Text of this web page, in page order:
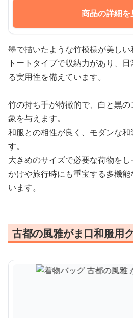
商品の詳細を
墨で描いたような竹模様が美しい
トートタイプで収納力があり、
る実用性を備えています。
竹の持ち手が特徴的で、白と黒
象を与えます。
和服との相性が良く、モダンな
す。
大きめのサイズで必要な荷物を
かけや旅行時にも重宝する多機
います。
古都の風雅がま口和服用